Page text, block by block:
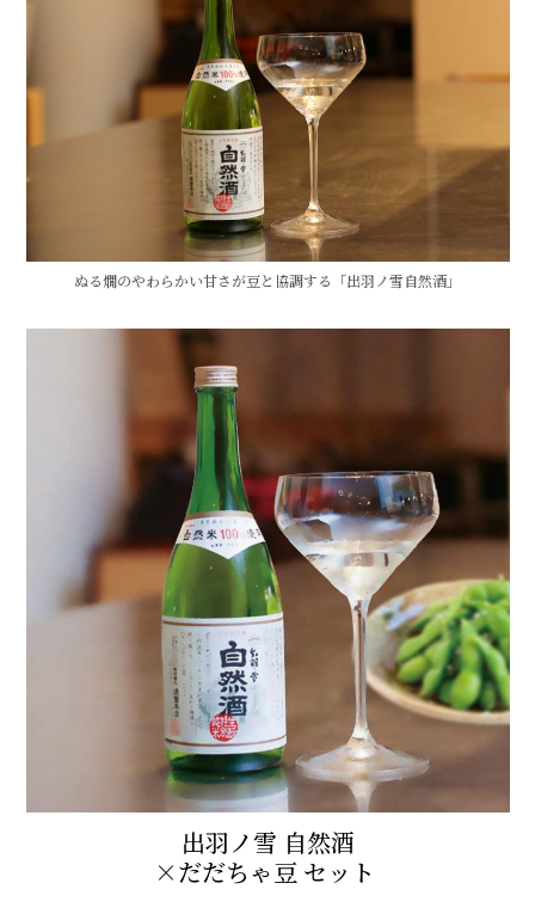
ぬる燗のやわらかい甘さが豆と協調する「出羽ノ雪自然酒」
出羽ノ雪 自然酒
×だだちゃ豆 セット